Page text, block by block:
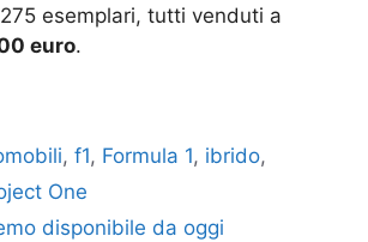
esemplari, tutti venduti a
euro.
,f1, Formula 1, ibrido,
One
disponibile da oggi